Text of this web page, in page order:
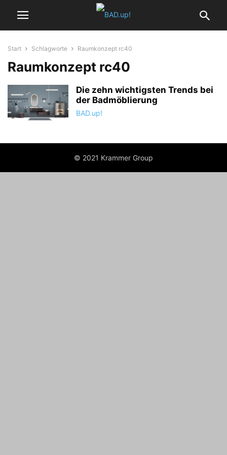
Start Schlagworte Raumkonzept rc40
Raumkonzept rc40
Die zehn wichtigsten Trends bei
der Badmöblierung
BAD.up!
© 2021 Krammer Group